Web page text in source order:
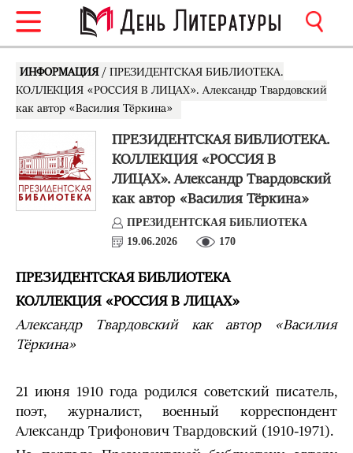
ИНФОРМАЦИЯ / ПРЕЗИДЕНТСКАЯ БИБЛИОТЕКА.
КОЛЛЕКЦИЯ «РОССИЯ В ЛИЦАХ». Александр Твардовский
как автор «Василия Тёркина»
ПРЕЗИДЕНТСКАЯ БИБЛИОТЕКА.
КОЛЛЕКЦИЯ «РОССИЯ В
ЛИЦАХ». Александр Твардовский
как автор «Василия Тёркина»
ПРЕЗИДЕНТСКАЯ БИБЛИОТЕКА
19.06.2026
170
ПРЕЗИДЕНТСКАЯ БИБЛИОТЕКА
КОЛЛЕКЦИЯ «РОССИЯ В ЛИЦАХ»
Александр Твардовский как автор «Василия
Тёркина»
21 июня 1910 года родился советский писатель,
поэт, журналист, военный корреспондент
Александр Трифонович Твардовский (1910-1971).